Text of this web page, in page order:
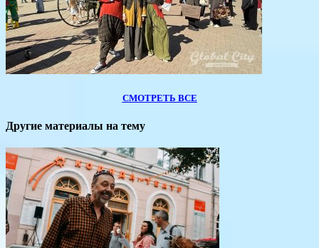
СМОТРЕТЬ ВСЕ
Другие материалы на тему